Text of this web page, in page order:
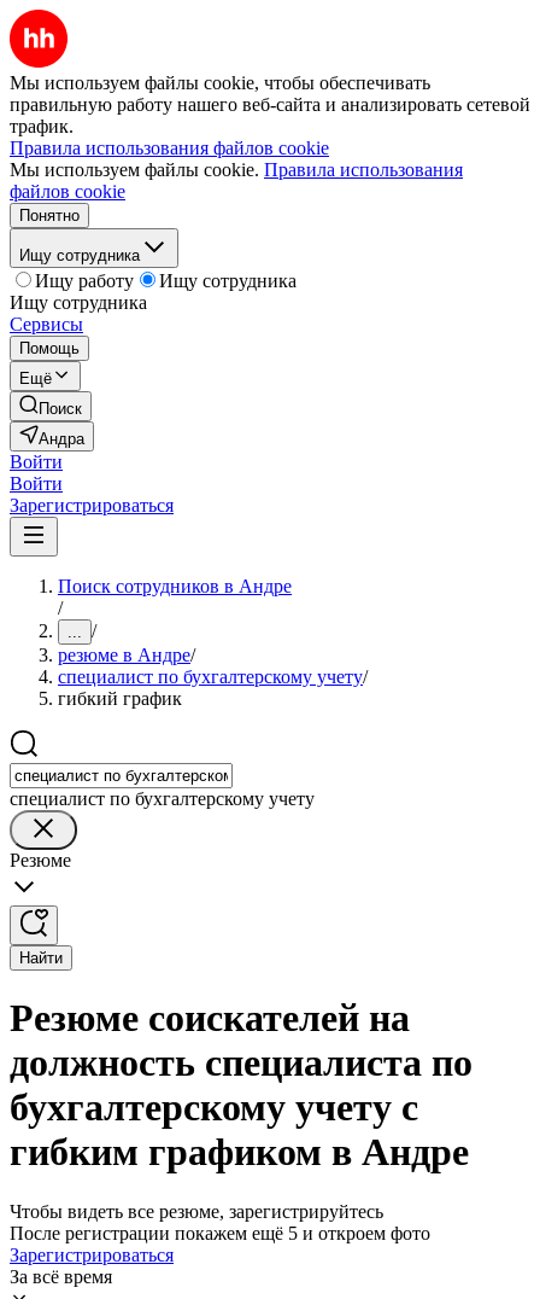
Мы используем файлы cookie, чтобы обеспечивать
правильную работу нашего веб-сайта и анализировать сетевой
трафик.
Правила использования файлов cookie
Мы используем файлы cookie. Правила использования
файлов cookie
Понятно
Ищу сотрудника
Ищу работу
Ищу сотрудника
Ищу сотрудника
Сервисы
Помощь
Ещё
Поиск
Андра
Войти
Войти
Зарегистрироваться
Поиск сотрудников в Андре
/
... /
резюме в Андре/
специалист по бухгалтерскому учету/
гибкий график
специалист по бухгалтерскому учету
Резюме
Найти
Резюме соискателей на
должность специалиста по
бухгалтерскому учету с
гибким графиком в Андре
Чтобы видеть все резюме, зарегистрируйтесь
После регистрации покажем ещё 5 и откроем фото
Зарегистрироваться
За всё время